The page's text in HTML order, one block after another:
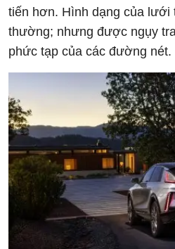
tiến hơn. Hình dạng của lưới
thường; nhưng được ngụy
phức tạp của các đường nét.